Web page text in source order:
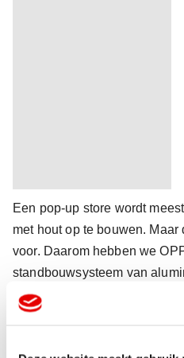
Een pop-up store wordt
met hout op te bouwen.
voor. Daarom hebben we
standbouwsysteem van
geprinte, semitransparante
systeem dat bovendien ook